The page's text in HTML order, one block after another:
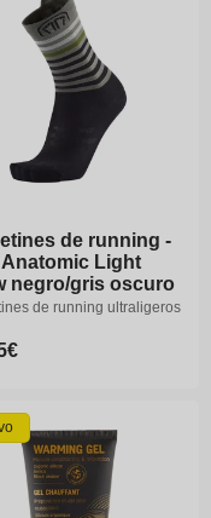
de running -
Anatomic Light
negro/gris oscuro
de running ultraligeros
de running -
Anatomic Light
negro/gris oscuro
de running ultraligeros